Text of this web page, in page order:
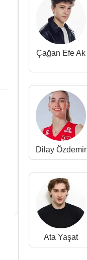
Çağan Efe Ak
Dilay Özdemir
Ata Yaşat